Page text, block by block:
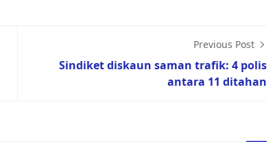
Previous Post
Sindiket diskaun saman trafik: 4 polis
antara 11 ditahan